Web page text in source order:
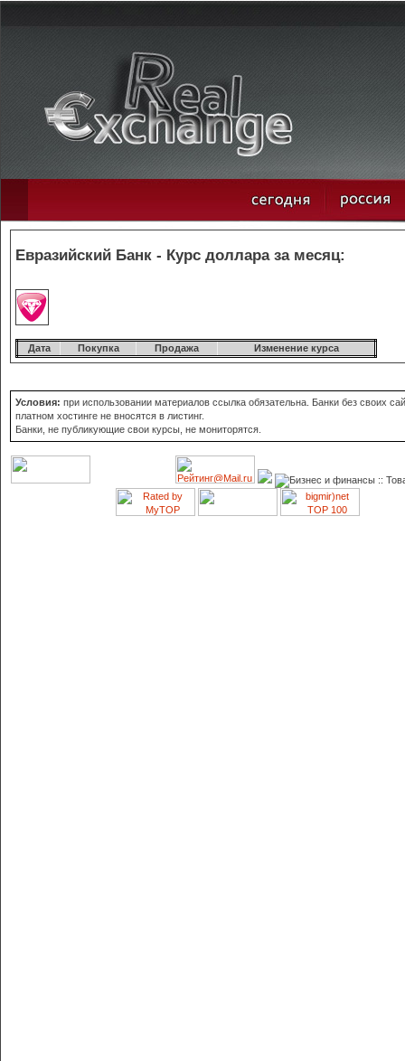
Евразийский Банк - Курс доллара за месяц:
Дата Покупка Продажа Изменение курса
Условия: при использовании материалов ссылка обязательна. Банки без своих
платном хостинге не вносятся в листинг.
Банки, не публикующие свои курсы, не мониторятся.